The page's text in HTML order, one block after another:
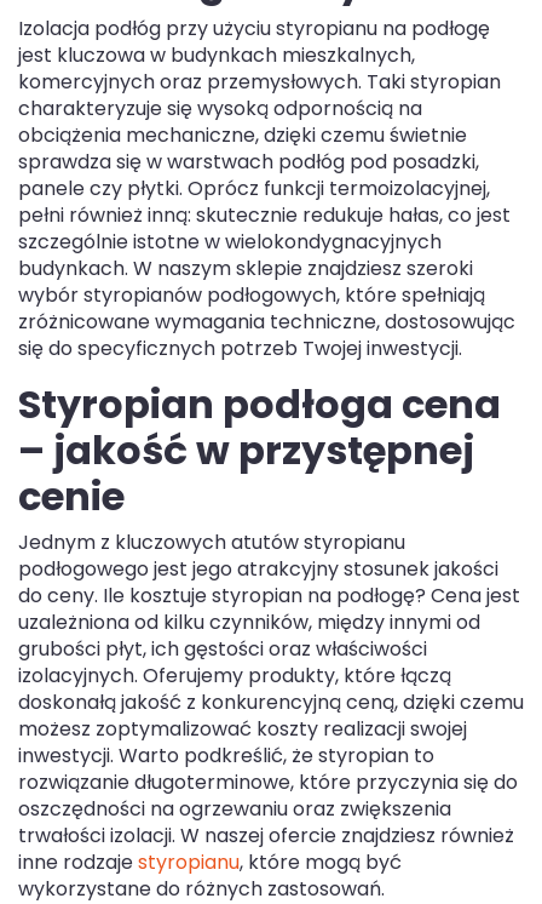
Izolacja podłóg przy użyciu styropianu na podłogę
jest kluczowa w budynkach mieszkalnych,
komercyjnych oraz przemysłowych. Taki styropian
charakteryzuje się wysoką odpornością na
obciążenia mechaniczne, dzięki czemu świetnie
sprawdza się w warstwach podłóg pod posadzki,
panele czy płytki. Oprócz funkcji termoizolacyjnej,
pełni również inną: skutecznie redukuje hałas, co jest
szczególnie istotne w wielokondygnacyjnych
budynkach. W naszym sklepie znajdziesz szeroki
wybór styropianów podłogowych, które spełniają
zróżnicowane wymagania techniczne, dostosowując
się do specyficznych potrzeb Twojej inwestycji.
Styropian podłoga cena
– jakość w przystępnej
cenie
Jednym z kluczowych atutów styropianu
podłogowego jest jego atrakcyjny stosunek jakości
do ceny. Ile kosztuje styropian na podłogę? Cena jest
uzależniona od kilku czynników, między innymi od
grubości płyt, ich gęstości oraz właściwości
izolacyjnych. Oferujemy produkty, które łączą
doskonałą jakość z konkurencyjną ceną, dzięki czemu
możesz zoptymalizować koszty realizacji swojej
inwestycji. Warto podkreślić, że styropian to
rozwiązanie długoterminowe, które przyczynia się do
oszczędności na ogrzewaniu oraz zwiększenia
trwałości izolacji. W naszej ofercie znajdziesz również
inne rodzajestyropianu, które mogą być
wykorzystane do różnych zastosowań.